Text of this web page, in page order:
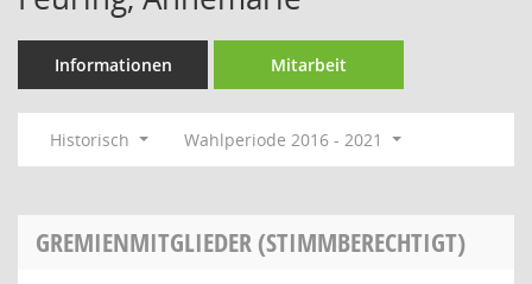
Informationen Mitarbeit
Historisch Wahlperiode 2016 - 2021
GREMIENMITGLIEDER (STIMMBERECHTIGT)